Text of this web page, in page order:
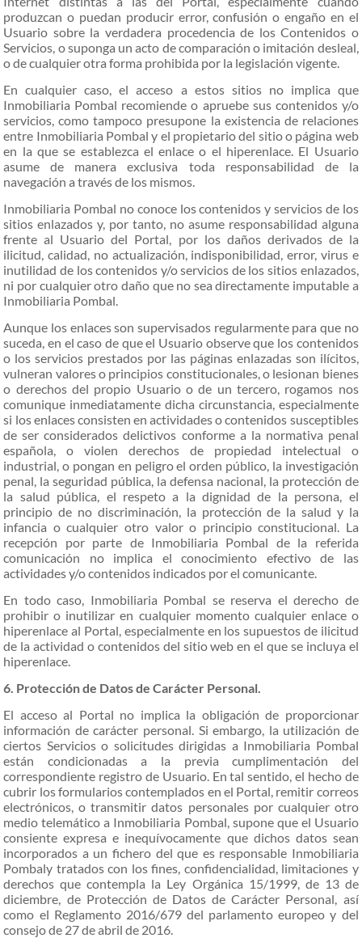
produzcan o puedan producir error, confusión o engaño en el
Usuario sobre la verdadera procedencia de los Contenidos o
Servicios, o suponga un acto de comparación o imitación desleal,
o de cualquier otra forma prohibida por la legislación vigente.
En cualquier caso, el acceso a estos sitios no implica que
Inmobiliaria Pombal recomiende o apruebe sus contenidos y/o
servicios, como tampoco presupone la existencia de relaciones
entre Inmobiliaria Pombal y el propietario del sitio o página web
en la que se establezca el enlace o el hiperenlace. El Usuario
asume de manera exclusiva toda responsabilidad de la
navegación a través de los mismos.
Inmobiliaria Pombal no conoce los contenidos y servicios de los
sitios enlazados y, por tanto, no asume responsabilidad alguna
frente al Usuario del Portal, por los daños derivados de la
ilicitud, calidad, no actualización, indisponibilidad, error, virus e
inutilidad de los contenidos y/o servicios de los sitios enlazados,
ni por cualquier otro daño que no sea directamente imputable a
Inmobiliaria Pombal.
Aunque los enlaces son supervisados regularmente para que no
suceda, en el caso de que el Usuario observe que los contenidos
o los servicios prestados por las páginas enlazadas son ilícitos,
vulneran valores o principios constitucionales, o lesionan bienes
o derechos del propio Usuario o de un tercero, rogamos nos
comunique inmediatamente dicha circunstancia, especialmente
si los enlaces consisten en actividades o contenidos susceptibles
de ser considerados delictivos conforme a la normativa penal
española, o violen derechos de propiedad intelectual o
industrial, o pongan en peligro el orden público, la investigación
penal, la seguridad pública, la defensa nacional, la protección de
la salud pública, el respeto a la dignidad de la persona, el
principio de no discriminación, la protección de la salud y la
infancia o cualquier otro valor o principio constitucional. La
recepción por parte de Inmobiliaria Pombal de la referida
comunicación no implica el conocimiento efectivo de las
actividades y/o contenidos indicados por el comunicante.
En todo caso, Inmobiliaria Pombal se reserva el derecho de
prohibir o inutilizar en cualquier momento cualquier enlace o
hiperenlace al Portal, especialmente en los supuestos de ilicitud
de la actividad o contenidos del sitio web en el que se incluya el
hiperenlace.
6. Protección de Datos de Carácter Personal.
El acceso al Portal no implica la obligación de proporcionar
información de carácter personal. Si embargo, la utilización de
ciertos Servicios o solicitudes dirigidas a Inmobiliaria Pombal
están condicionadas a la previa cumplimentación del
correspondiente registro de Usuario. En tal sentido, el hecho de
cubrir los formularios contemplados en el Portal, remitir correos
electrónicos, o transmitir datos personales por cualquier otro
medio telemático a Inmobiliaria Pombal, supone que el Usuario
consiente expresa e inequívocamente que dichos datos sean
incorporados a un fichero del que es responsable Inmobiliaria
Pombaly tratados con los fines, confidencialidad, limitaciones y
derechos que contempla la Ley Orgánica 15/1999, de 13 de
diciembre, de Protección de Datos de Carácter Personal, así
como el Reglamento 2016/679 del parlamento europeo y del
consejo de 27 de abril de 2016.